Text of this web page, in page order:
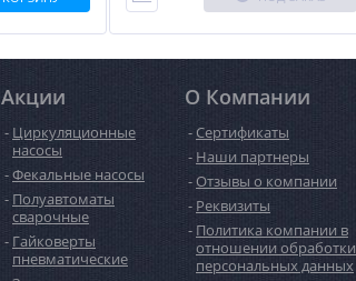
Акции
Циркуляционные
насосы
Фекальные насосы
Полуавтоматы
сварочные
Гайковерты
пневматические
О Компании
Сертификаты
Наши партнеры
Отзывы о компании
Реквизиты
Политика компании в
отношении обработки
персональных данных